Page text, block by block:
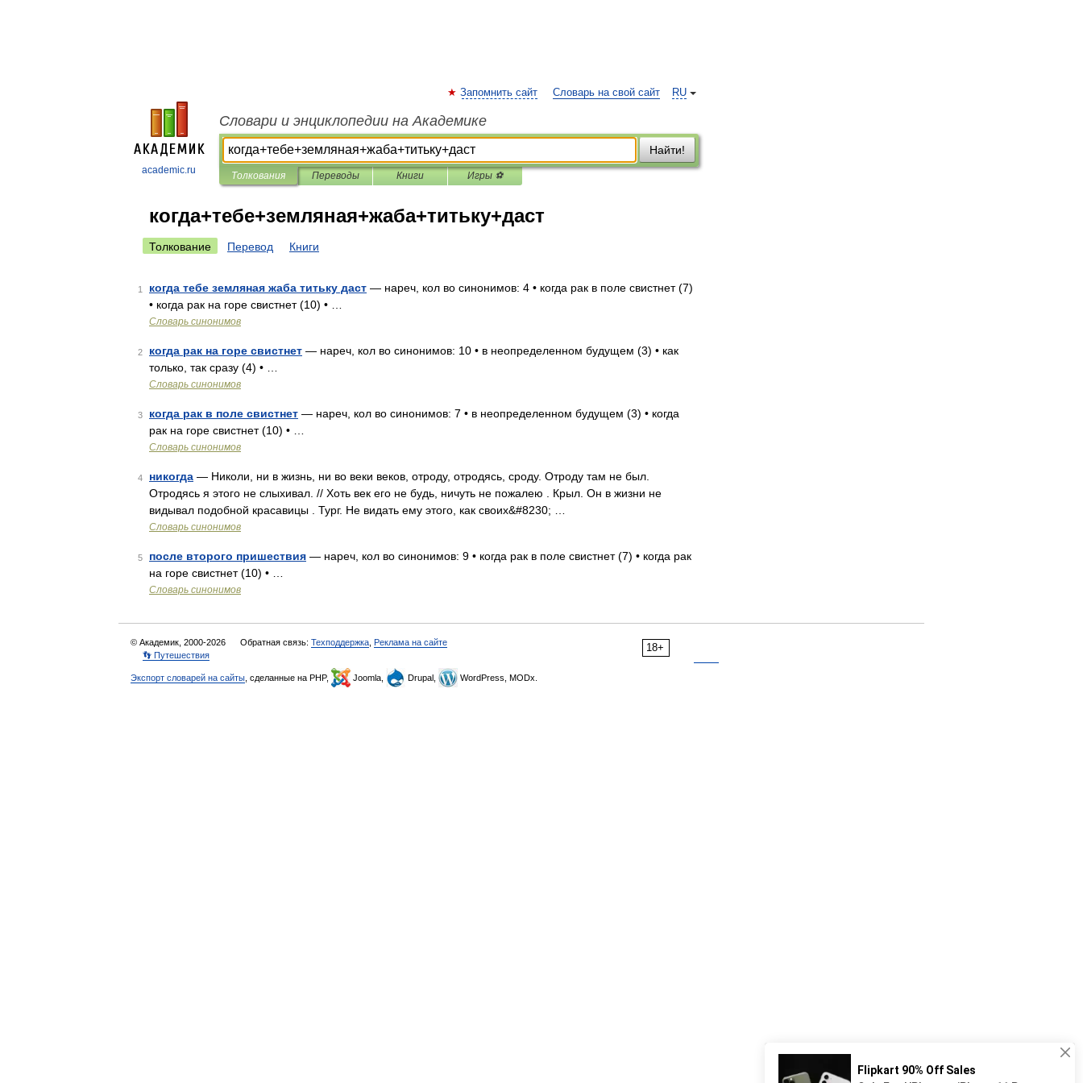
academic.ru
RU
Запомнить сайт Словарь на свой сайт
Словари и энциклопедии на Академике
Найти!
Толкования Переводы Книги Игры ⚽
когда+тебе+земляная+жаба+титьку+даст
Толкование Перевод Книги
1 когда тебе земляная жаба титьку даст — нареч, кол во синонимов: 4 • когда рак в поле свистнет (7)
• когда рак на горе свистнет (10) • …
Словарь синонимов
2 когда рак на горе свистнет — нареч, кол во синонимов: 10 • в неопределенном будущем (3) • как
только, так сразу (4) • …
Словарь синонимов
3 когда рак в поле свистнет — нареч, кол во синонимов: 7 • в неопределенном будущем (3) • когда
рак на горе свистнет (10) • …
Словарь синонимов
4 никогда — Николи, ни в жизнь, ни во веки веков, отроду, отродясь, сроду. Отроду там не был.
Отродясь я этого не слыхивал. // Хоть век его не будь, ничуть не пожалею . Крыл. Он в жизни не
видывал подобной красавицы . Тург. Не видать ему этого, как своих&#8230; …
Словарь синонимов
5 после второго пришествия — нареч, кол во синонимов: 9 • когда рак в поле свистнет (7) • когда рак
на горе свистнет (10) • …
Словарь синонимов
18+
© Академик, 2000-2026 Обратная связь: Техподдержка Реклама на сайте
👣 Путешествия
Экспорт словарей на сайты , сделанные на PHP, Joomla, Drupal, WordPress, MODx.